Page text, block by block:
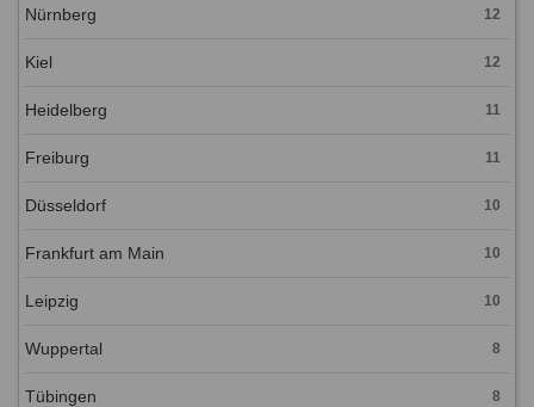
Nürnberg 12
Kiel 12
Heidelberg 11
Freiburg 11
Düsseldorf 10
Frankfurt am Main 10
Leipzig 10
Wuppertal 8
Tübingen 8